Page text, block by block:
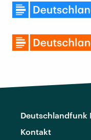
Deutschlandfunk
Kontakt